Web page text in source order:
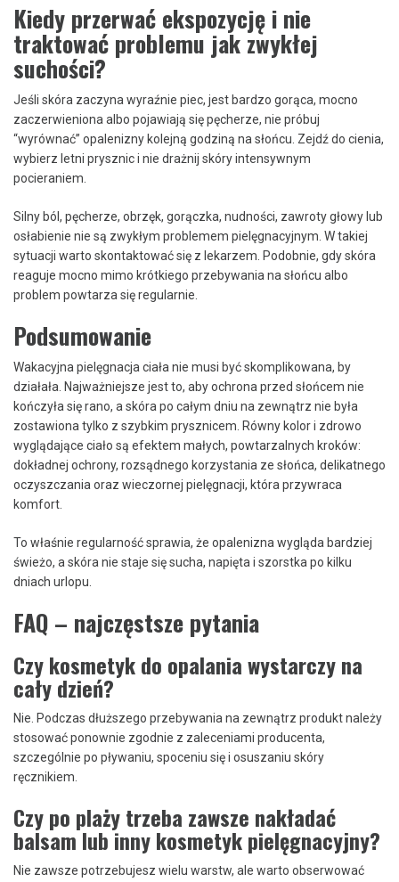
Kiedy przerwać ekspozycję i nie
traktować problemu jak zwykłej
suchości?
Jeśli skóra zaczyna wyraźnie piec, jest bardzo gorąca, mocno
zaczerwieniona albo pojawiają się pęcherze, nie próbuj
“wyrównać” opalenizny kolejną godziną na słońcu. Zejdź do cienia,
wybierz letni prysznic i nie drażnij skóry intensywnym
pocieraniem.
Silny ból, pęcherze, obrzęk, gorączka, nudności, zawroty głowy lub
osłabienie nie są zwykłym problemem pielęgnacyjnym. W takiej
sytuacji warto skontaktować się z lekarzem. Podobnie, gdy skóra
reaguje mocno mimo krótkiego przebywania na słońcu albo
problem powtarza się regularnie.
Podsumowanie
Wakacyjna pielęgnacja ciała nie musi być skomplikowana, by
działała. Najważniejsze jest to, aby ochrona przed słońcem nie
kończyła się rano, a skóra po całym dniu na zewnątrz nie była
zostawiona tylko z szybkim prysznicem. Równy kolor i zdrowo
wyglądające ciało są efektem małych, powtarzalnych kroków:
dokładnej ochrony, rozsądnego korzystania ze słońca, delikatnego
oczyszczania oraz wieczornej pielęgnacji, która przywraca
komfort.
To właśnie regularność sprawia, że opalenizna wygląda bardziej
świeżo, a skóra nie staje się sucha, napięta i szorstka po kilku
dniach urlopu.
FAQ – najczęstsze pytania
Czy kosmetyk do opalania wystarczy na
cały dzień?
Nie. Podczas dłuższego przebywania na zewnątrz produkt należy
stosować ponownie zgodnie z zaleceniami producenta,
szczególnie po pływaniu, spoceniu się i osuszaniu skóry
ręcznikiem.
Czy po plaży trzeba zawsze nakładać
balsam lub inny kosmetyk pielęgnacyjny?
Nie zawsze potrzebujesz wielu warstw, ale warto obserwować